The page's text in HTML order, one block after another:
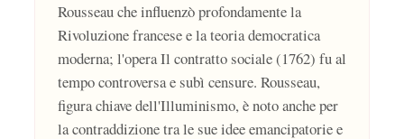
Rousseau che influenzò profondamente la
Rivoluzione francese e la teoria democratica
moderna; l'opera Il contratto sociale (1762) fu al
tempo controversa e subì censure. Rousseau,
figura chiave dell'Illuminismo, è noto anche per
la contraddizione tra le sue idee emancipatorie e